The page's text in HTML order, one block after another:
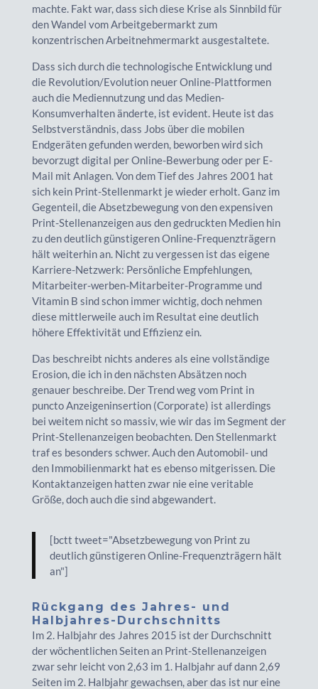
machte. Fakt war, dass sich diese Krise als Sinnbild für
den Wandel vom Arbeitgebermarkt zum
konzentrischen Arbeitnehmermarkt ausgestaltete.
Dass sich durch die technologische Entwicklung und
die Revolution/Evolution neuer Online-Plattformen
auch die Mediennutzung und das Medien-
Konsumverhalten änderte, ist evident. Heute ist das
Selbstverständnis, dass Jobs über die mobilen
Endgeräten gefunden werden, beworben wird sich
bevorzugt digital per Online-Bewerbung oder per E-
Mail mit Anlagen. Von dem Tief des Jahres 2001 hat
sich kein Print-Stellenmarkt je wieder erholt. Ganz im
Gegenteil, die Absetzbewegung von den expensiven
Print-Stellenanzeigen aus den gedruckten Medien hin
zu den deutlich günstigeren Online-Frequenzträgern
hält weiterhin an. Nicht zu vergessen ist das eigene
Karriere-Netzwerk: Persönliche Empfehlungen,
Mitarbeiter-werben-Mitarbeiter-Programme und
Vitamin B sind schon immer wichtig, doch nehmen
diese mittlerweile auch im Resultat eine deutlich
höhere Effektivität und Effizienz ein.
Das beschreibt nichts anderes als eine vollständige
Erosion, die ich in den nächsten Absätzen noch
genauer beschreibe. Der Trend weg vom Print in
puncto Anzeigeninsertion (Corporate) ist allerdings
bei weitem nicht so massiv, wie wir das im Segment der
Print-Stellenanzeigen beobachten. Den Stellenmarkt
traf es besonders schwer. Auch den Automobil- und
den Immobilienmarkt hat es ebenso mitgerissen. Die
Kontaktanzeigen hatten zwar nie eine veritable
Größe, doch auch die sind abgewandert.
[bctt tweet="Absetzbewegung von Print zu
deutlich günstigeren Online-Frequenzträgern hält
an"]
Rückgang des Jahres- und
Halbjahres-Durchschnitts
Im 2. Halbjahr des Jahres 2015 ist der Durchschnitt
der wöchentlichen Seiten an Print-Stellenanzeigen
zwar sehr leicht von 2,63 im 1. Halbjahr auf dann 2,69
Seiten im 2. Halbjahr gewachsen, aber das ist nur eine